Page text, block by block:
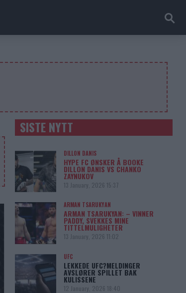
SISTE NYTT
DILLON DANIS
HYPE FC ØNSKER Å BOOKE
DILLON DANIS VS CHANKO
ZAYNUKOV
13 January, 2026 15:37
ARMAN TSARUKYAN
ARMAN TSARUKYAN: – VINNER
PADDY, SVEKKES MINE
TITTELMULIGHETER
13 January, 2026 11:02
UFC
LEKKEDE UFC?MELDINGER
AVSLØRER SPILLET BAK
KULISSENE
12 January, 2026 18:40